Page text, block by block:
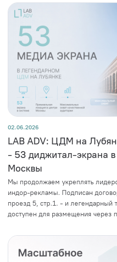
02.06.2026
LAB ADV: ЦДМ на
- 53 диджитал-экрана
Москвы
Мы продолжаем укреплять
индор-рекламы. Подписан
проезд 5, стр.1. - и легендарный
доступен для размещения через